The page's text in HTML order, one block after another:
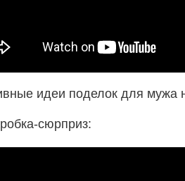
идеи поделок для
сюрприз: